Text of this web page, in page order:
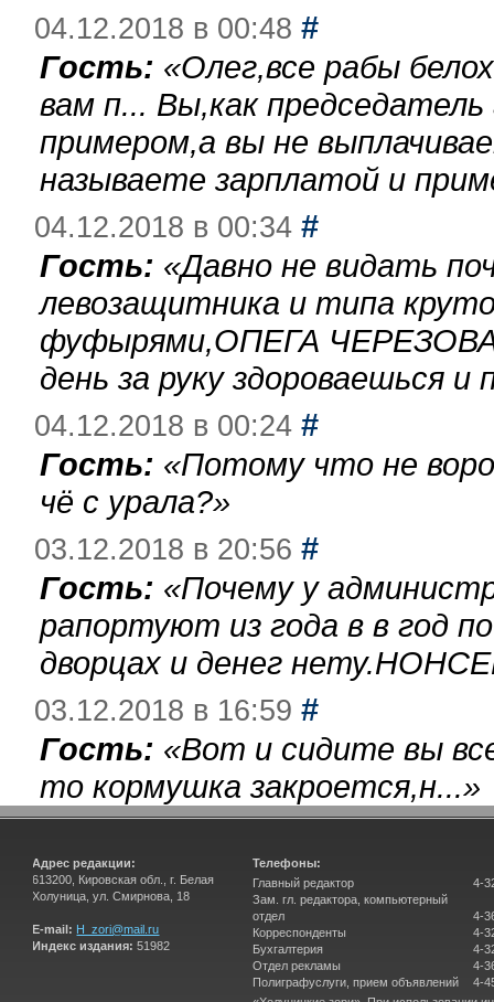
04.12.2018 в 00:48 #
Гость: «Олег,все рабы
вам п... Вы,как
примером,а вы не
называете зарплатой и
04.12.2018 в 00:34 #
Гость: «Давно не видать
левозащитника и типа
фуфырями,ОПЕГА
день за руку здороваешься
04.12.2018 в 00:24 #
Гость: «Потому что не
чё с урала?»
03.12.2018 в 20:56 #
Гость: «Почему у
рапортуют из года в в год
дворцах и денег
03.12.2018 в 16:59 #
Гость: «Вот и сидите вы
то кормушка закроется,н...»
Адрес редакции:
613200, Кировская обл., г. Белая
Холуница, ул. Смирнова, 18
E-mail: H_zori@mail.ru
Индекс издания: 51982
Телефоны:
Главный редактор
Зам. гл. редактора, компьютерный
отдел
Корреспонденты
Бухгалтерия
Отдел рекламы
Полиграфуслуги, прием объявлений
4-
4-
4-
4-
4-
4-